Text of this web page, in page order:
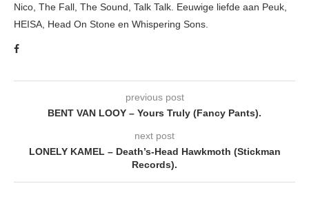
Nico, The Fall, The Sound, Talk Talk. Eeuwige liefde aan Peuk,
HEISA, Head On Stone en Whispering Sons.
previous post
BENT VAN LOOY – Yours Truly (Fancy Pants).
next post
LONELY KAMEL – Death’s-Head Hawkmoth (Stickman
Records).